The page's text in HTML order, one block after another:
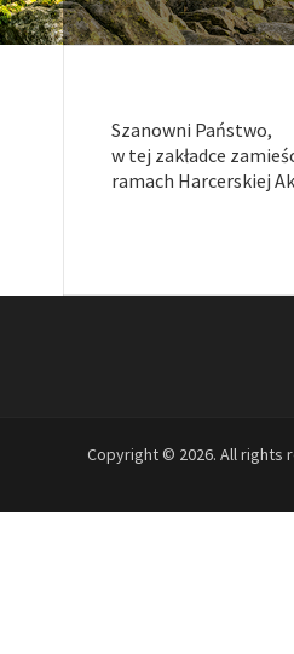
Szanowni Państwo,
w tej zakładce
ramach Harcerskiej
Copyright © 2026. All rights